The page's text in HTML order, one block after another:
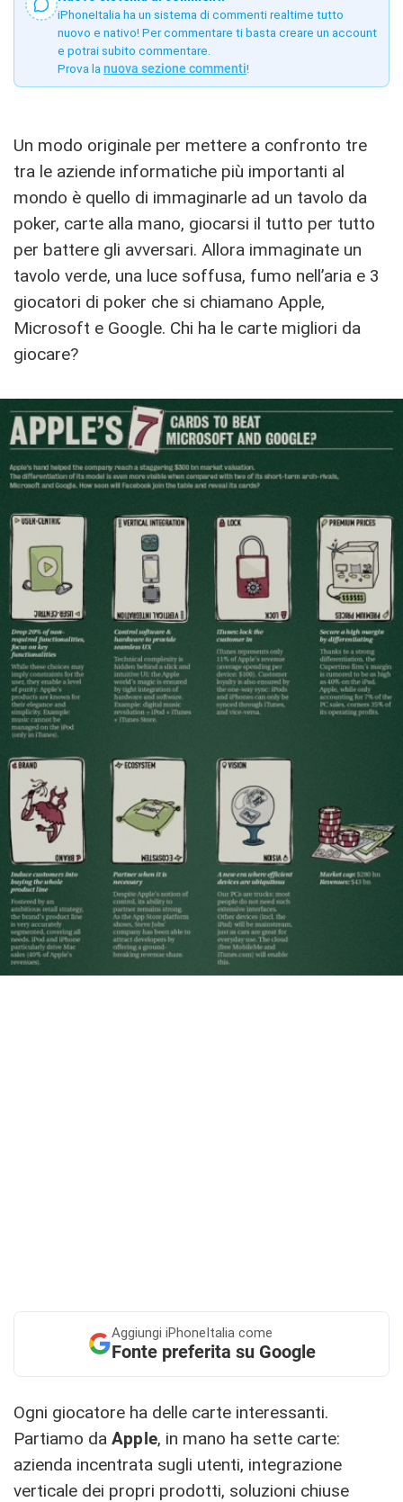
iPhoneItalia ha un sistema di commenti realtime tutto
nuovo e nativo! Per commentare ti basta creare un account
e potrai subito commentare.
Prova la nuova sezione commenti!
Un modo originale per mettere a confronto tre
tra le aziende informatiche più importanti al
mondo è quello di immaginarle ad un tavolo da
poker, carte alla mano, giocarsi il tutto per tutto
per battere gli avversari. Allora immaginate un
tavolo verde, una luce soffusa, fumo nell’aria e 3
giocatori di poker che si chiamano Apple,
Microsoft e Google. Chi ha le carte migliori da
giocare?
Aggiungi iPhoneItalia come
Fonte preferita su Google
Ogni giocatore ha delle carte interessanti.
Partiamo da Apple, in mano ha sette carte:
azienda incentrata sugli utenti, integrazione
verticale dei propri prodotti, soluzioni chiuse